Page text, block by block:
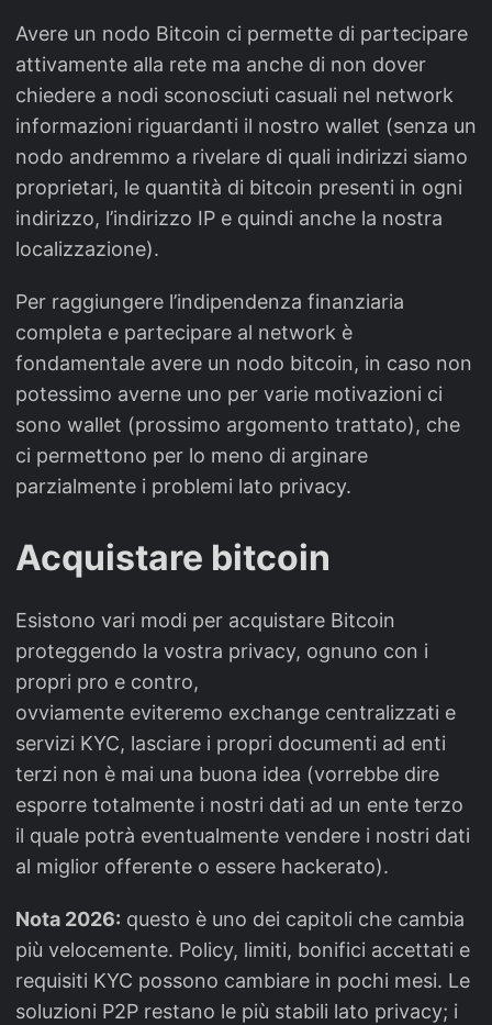
Avere un nodo Bitcoin ci permette di partecipare
attivamente alla rete ma anche di non dover
chiedere a nodi sconosciuti casuali nel network
informazioni riguardanti il nostro wallet (senza un
nodo andremmo a rivelare di quali indirizzi siamo
proprietari, le quantità di bitcoin presenti in ogni
indirizzo, l’indirizzo IP e quindi anche la nostra
localizzazione).
Per raggiungere l’indipendenza finanziaria
completa e partecipare al network è
fondamentale avere un nodo bitcoin, in caso non
potessimo averne uno per varie motivazioni ci
sono wallet (prossimo argomento trattato), che
ci permettono per lo meno di arginare
parzialmente i problemi lato privacy.
Acquistare bitcoin
Esistono vari modi per acquistare Bitcoin
proteggendo la vostra privacy, ognuno con i
propri pro e contro,
ovviamente eviteremo exchange centralizzati e
servizi KYC, lasciare i propri documenti ad enti
terzi non è mai una buona idea (vorrebbe dire
esporre totalmente i nostri dati ad un ente terzo
il quale potrà eventualmente vendere i nostri dati
al miglior offerente o essere hackerato).
Nota 2026: questo è uno dei capitoli che cambia
più velocemente. Policy, limiti, bonifici accettati e
requisiti KYC possono cambiare in pochi mesi. Le
soluzioni P2P restano le più stabili lato privacy; i